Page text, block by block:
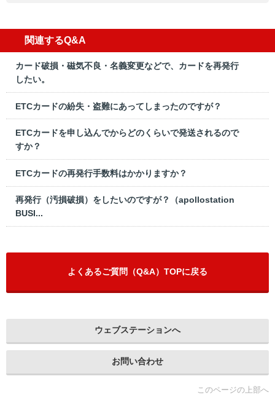
関連するQ&A
カード破損・磁気不良・名義変更などで、カードを再発行
したい。
ETCカードの紛失・盗難にあってしまったのですが？
ETCカードを申し込んでからどのくらいで発送されるので
すか？
ETCカードの再発行手数料はかかりますか？
再発行（汚損破損）をしたいのですが？（apollostation
BUSI...
よくあるご質問（Q&A）TOPに戻る
ウェブステーションへ
お問い合わせ
このページの上部へ